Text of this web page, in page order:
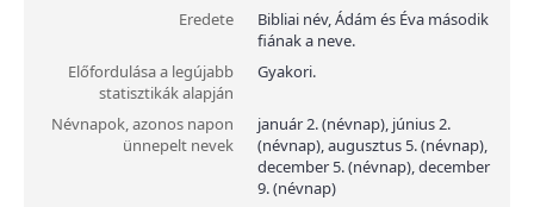
Eredete
Bibliai név, Ádám és Éva második
fiának a neve.
Előfordulása a legújabb
statisztikák alapján
Gyakori.
Névnapok, azonos napon
ünnepelt nevek
január 2. (névnap), június 2.
(névnap), augusztus 5. (névnap),
december 5. (névnap), december
9. (névnap)